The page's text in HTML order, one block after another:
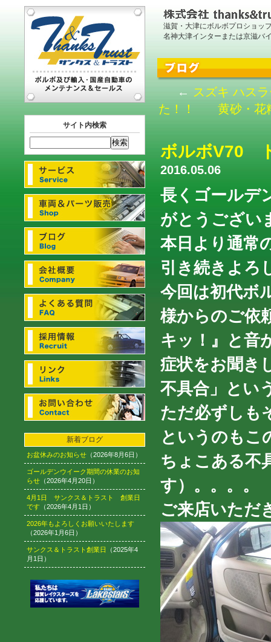
滋賀・大津にボルボプロショッ
名神大津インターまたは京滋バ
サイト内検索
新着ブログ
お盆休みのお知らせ （2026年8月6日）
ゴールデンウイーク期間の休業のお知
らせ （2026年4月20日）
4月1日 サンクス＆トラスト 創業日
です （2026年4月1日）
2026年もよろしくお願いいたします
（2026年1月6日）
サンクス＆トラスト創業日
（2025年4
月1日）
← スズキ ハス
た！！
黄砂・花
ボルボV70
2016.05.06
長くゴールデ
がとうござい
本日より通常
引き続きよろ
今回は初代ボ
様からのご依
キッ！』と音
症状をお聞き
不具合」とい
ただ必ずしも
というのもこ
ちょこある不
す）。。。。
ご来店いただ